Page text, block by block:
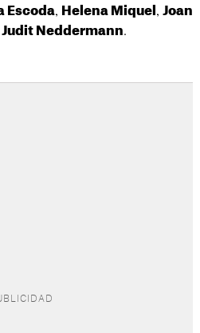
Escoda, Helena Miquel , Joan
Judit Neddermann.